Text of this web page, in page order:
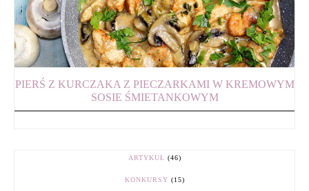
PIERŚ Z KURCZAKA Z PIECZARKAMI W KREMOWYM
SOSIE ŚMIETANKOWYM
ARTYKUŁ (46)
KONKURSY (15)